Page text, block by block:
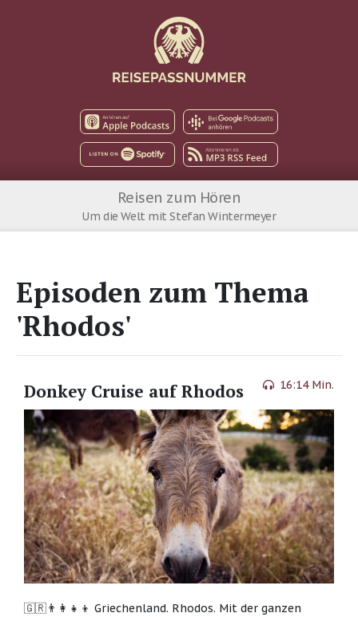
Apple Podcast
Spotify
Google
MP3 RSS Feed
Reisen zum Hören
Um die Welt mit Stefan Wintermeyer
Episoden zum Thema
'Rhodos'
16:14 Min.
Donkey Cruise auf Rhodos
🇬🇷👨‍👩‍👧‍👦 Griechenland. Rhodos. Mit der ganzen